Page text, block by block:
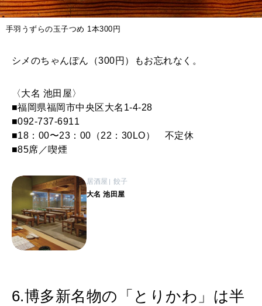
手羽うずらの玉子つめ 1本300円
シメのちゃんぽん（300円）もお忘れなく。
〈大名 池田屋〉
■福岡県福岡市中央区大名1-4-28
■092-737-6911
■18：00〜23：00（22：30LO） 不定休
■85席／喫煙
居酒屋 餃子
大名 池田屋
6.博多新名物の「とりかわ」は半